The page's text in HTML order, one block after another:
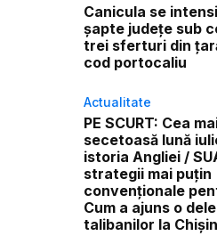
Canicula se
șapte județe sub
trei sferturi din
cod portocaliu
Actualitate
PE SCURT: Cea
secetoasă lună
istoria Angliei /
strategii mai puțin
convenționale
Cum a ajuns o
talibanilor la